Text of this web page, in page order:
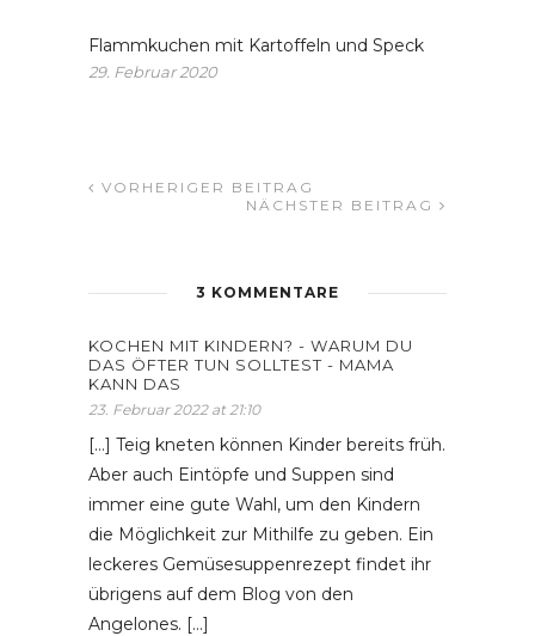
Flammkuchen mit Kartoffeln und Speck
29. Februar 2020
VORHERIGER BEITRAG
NÄCHSTER BEITRAG
3 KOMMENTARE
KOCHEN MIT KINDERN? - WARUM DU
DAS ÖFTER TUN SOLLTEST - MAMA
KANN DAS
23. Februar 2022 at 21:10
[…] Teig kneten können Kinder bereits früh.
Aber auch Eintöpfe und Suppen sind
immer eine gute Wahl, um den Kindern
die Möglichkeit zur Mithilfe zu geben. Ein
leckeres Gemüsesuppenrezept findet ihr
übrigens auf dem Blog von den
Angelones. […]